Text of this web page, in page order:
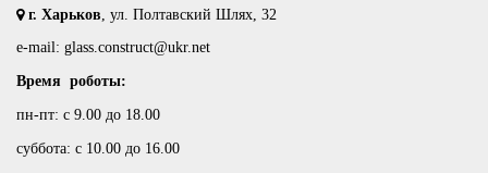
г. Харьков, ул. Полтавский Шлях, 32
e-mail: glass.construct@ukr.net
Время роботы:
пн-пт: с 9.00 до 18.00
суббота: с 10.00 до 16.00